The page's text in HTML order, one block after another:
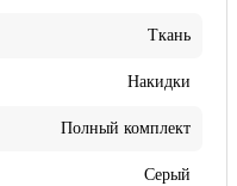
Ткань
Накидки
Полный комплект
Серый